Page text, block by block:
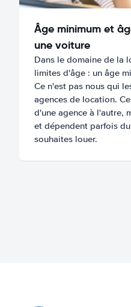
Âge minimum et
une voiture
Dans le domaine de la
limites d'âge : un âge
Ce n'est pas nous qui
agences de location.
d'une agence à l'autre,
et dépendent parfois
souhaites louer.